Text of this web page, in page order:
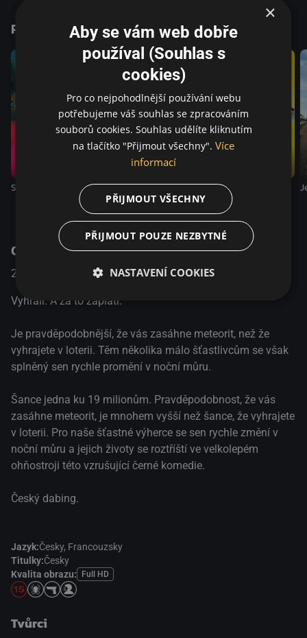
Podobné tituly
Spermageddon
Bláznivě | CZ
Rebelky
O pořadu
2024 Komedie
Vyhráli. A za to zaplatí.
Je pravděpodobnější, že vás zasáhne meteorit, než že
vyhrajete v loterii. Těm několika málo šťastlivcům se však
splněný sen rychle promění v noční můru.
Šance jedna ku 19 milionům. Pravděpodobnost, že vás
zasáhne meteorit, je mnohem vyšší než šance, že vyhrajete
v loterii. Pro naše šťastné výherce se sen rychle změní v
noční můru a jejich životy se roztříští ve velkolepém
ohňostroji této vzrušující černé komedie.
Český dabing.
Jazyk:Česky, Francouzsky
Titulky:Česky
Kvalita obrazu:
Full HD
Tvůrci
×
Aby se vám web dobře
používal (Souhlas s
cookies)
Pro co nejpohodlnější používání webu
potřebujeme váš souhlas se zpracováním
souborů cookies. Souhlas udělíte kliknutím
na tlačítko "Přijmout všechny". Více
informací
PŘIJMOUT VŠECHNY
PŘIJMOUT POUZE NEZBYTNÉ
NASTAVENÍ COOKIES